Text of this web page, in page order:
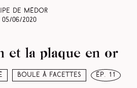
de Médor
05/06/2020
Boule à facettes ép. 11
et la plaque en or